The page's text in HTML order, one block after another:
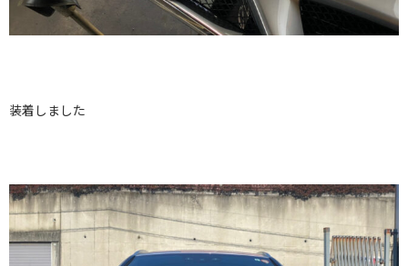
装着しました